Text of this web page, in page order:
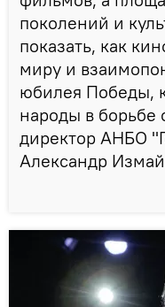
поколений и
показать, как
миру и
юбилея Победы,
народы в
директор АНБО
Александр